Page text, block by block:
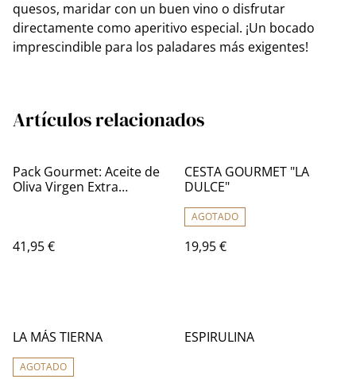
quesos, maridar con un buen vino o disfrutar
directamente como aperitivo especial. ¡Un bocado
imprescindible para los paladares más exigentes!
Artículos relacionados
Pack Gourmet: Aceite de
Oliva Virgen Extra
41,95 €
CESTA GOURMET "LA
DULCE"
AGOTADO
19,95 €
LA MÁS TIERNA
AGOTADO
ESPIRULINA